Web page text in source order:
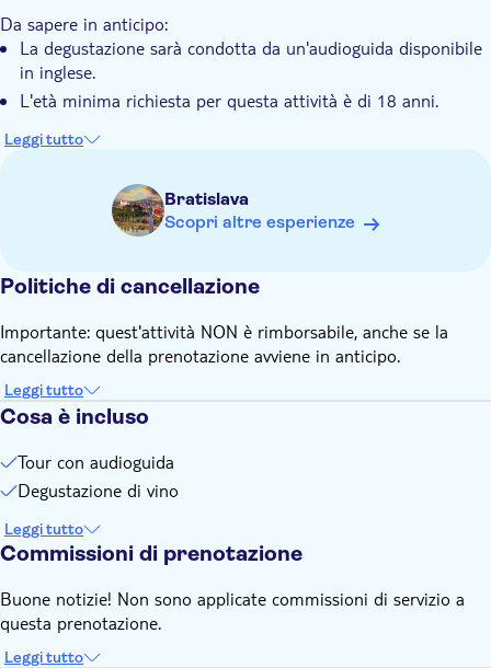
Da sapere in anticipo:
La degustazione sarà condotta da un'audioguida disponibile
in inglese.
L'età minima richiesta per questa attività è di 18 anni.
Leggi tutto
Bratislava
Scopri altre esperienze
Politiche di cancellazione
Importante: quest'attività NON è rimborsabile, anche se la
cancellazione della prenotazione avviene in anticipo.
Leggi tutto
Cosa è incluso
Tour con audioguida
Degustazione di vino
Leggi tutto
Commissioni di prenotazione
Buone notizie! Non sono applicate commissioni di servizio a
questa prenotazione.
Leggi tutto